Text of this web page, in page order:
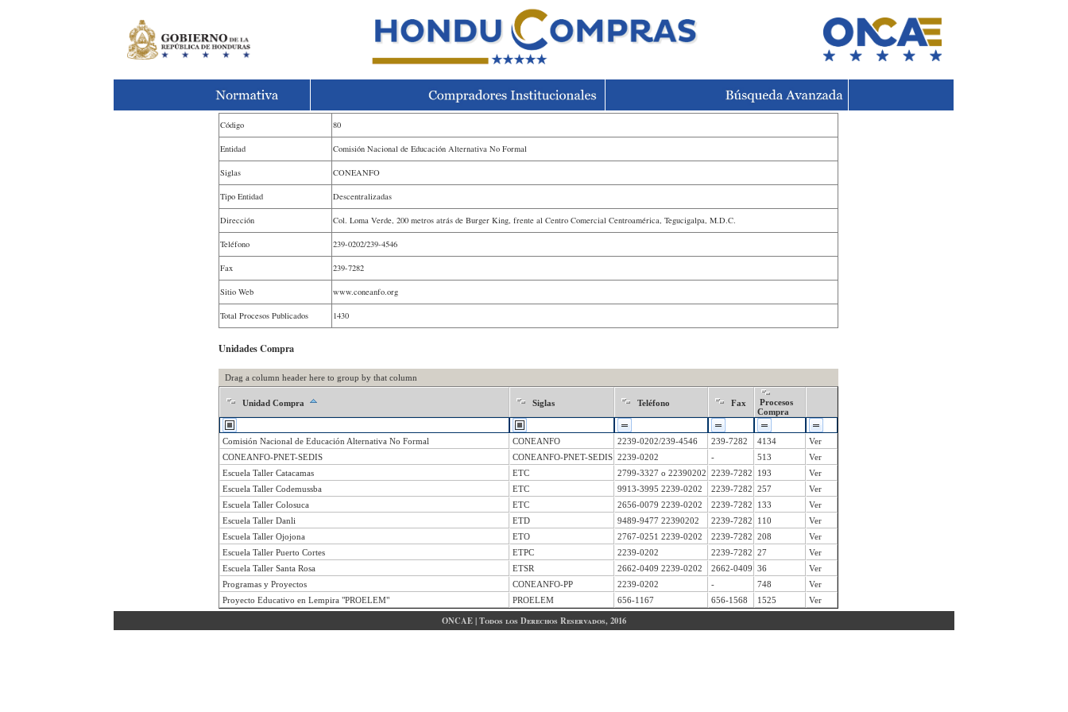
Código 80
Entidad Comisión Nacional de Educación Alternativa No Formal
Siglas CONEANFO
Tipo Entidad Descentralizadas
Dirección Col. Loma Verde, 200 metros atrás de Burger King, frente al Centro Comercial Centroamérica, Tegucigalpa, M.D.C.
Teléfono 239-0202/239-4546
Fax 239-7282
Sitio Web www.coneanfo.org
Total Procesos Publicados 1430
Unidades Compra
Drag a column header here to group by that column
Unidad Compra Siglas Teléfono Fax
Procesos
Compra
Comisión Nacional de Educación Alternativa No Formal CONEANFO 2239-0202/239-4546 239-7282 4134
Ver
CONEANFO-PNET-SEDIS
CONEANFO-PNET-SEDIS 2239-0202 - 513
Ver
Escuela Taller Catacamas
ETC 2799-3327 o 22390202 2239-7282 193
Ver
Escuela Taller Codemussba
ETC 9913-3995 2239-0202 2239-7282 257
Ver
Escuela Taller Colosuca
ETC 2656-0079 2239-0202 2239-7282 133
Ver
Escuela Taller Danli
ETD 9489-9477 22390202 2239-7282 110
Ver
Escuela Taller Ojojona
ETO 2767-0251 2239-0202 2239-7282 208
Ver
Escuela Taller Puerto Cortes
ETPC 2239-0202 2239-7282 27
Ver
Escuela Taller Santa Rosa
ETSR 2662-0409 2239-0202 2662-0409 36
Ver
Programas y Proyectos
CONEANFO-PP 2239-0202 - 748
Ver
Proyecto Educativo en Lempira "PROELEM"
PROELEM 656-1167 656-1568 1525 Ver
ONCAE | Todos los Derechos Reservados, 2016